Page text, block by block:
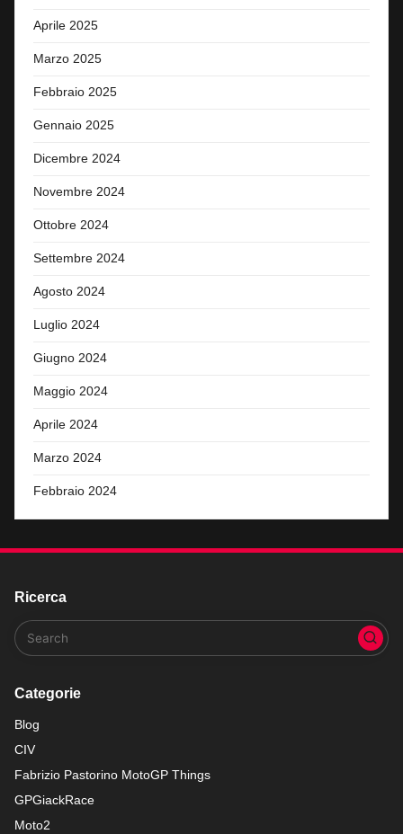
Aprile 2025
Marzo 2025
Febbraio 2025
Gennaio 2025
Dicembre 2024
Novembre 2024
Ottobre 2024
Settembre 2024
Agosto 2024
Luglio 2024
Giugno 2024
Maggio 2024
Aprile 2024
Marzo 2024
Febbraio 2024
Ricerca
Categorie
Blog
CIV
Fabrizio Pastorino MotoGP Things
GPGiackRace
Moto2